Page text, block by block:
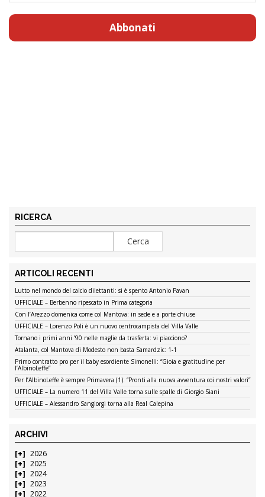
Abbonati
RICERCA
ARTICOLI RECENTI
Lutto nel mondo del calcio dilettanti: si è spento Antonio Pavan
UFFICIALE – Berbenno ripescato in Prima categoria
Con l’Arezzo domenica come col Mantova: in sede e a porte chiuse
UFFICIALE – Lorenzo Poli è un nuovo centrocampista del Villa Valle
Tornano i primi anni ’90 nelle maglie da trasferta: vi piacciono?
Atalanta, col Mantova di Modesto non basta Samardzic: 1-1
Primo contratto pro per il baby esordiente Simonelli: “Gioia e gratitudine per
l’AlbinoLeffe”
Per l’AlbinoLeffe è sempre Primavera (1): “Pronti alla nuova avventura coi nostri valori”
UFFICIALE – La numero 11 del Villa Valle torna sulle spalle di Giorgio Siani
UFFICIALE – Alessandro Sangiorgi torna alla Real Calepina
ARCHIVI
2026
2025
2024
2023
2022